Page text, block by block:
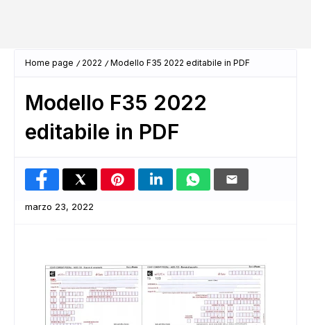
Home page 2022 Modello F35 2022 editabile in PDF
Modello F35 2022
editabile in PDF
marzo 23, 2022